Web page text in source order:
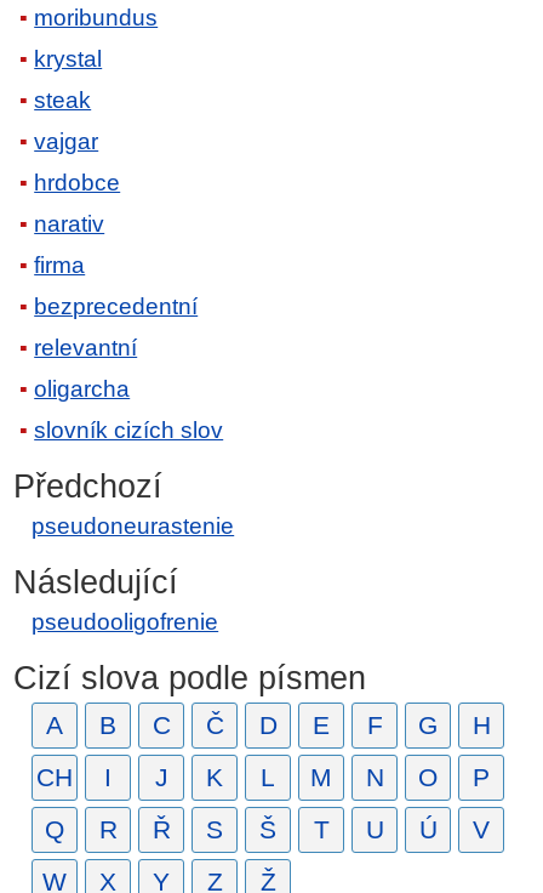
moribundus
krystal
steak
vajgar
hrdobce
narativ
firma
bezprecedentní
relevantní
oligarcha
slovník cizích slov
Předchozí
pseudoneurastenie
Následující
pseudooligofrenie
Cizí slova podle písmen
A B C Č D E F G
H
CH
I J K L M N O
P
Q
R Ř S Š T U Ú
V
W
X Y Z Ž